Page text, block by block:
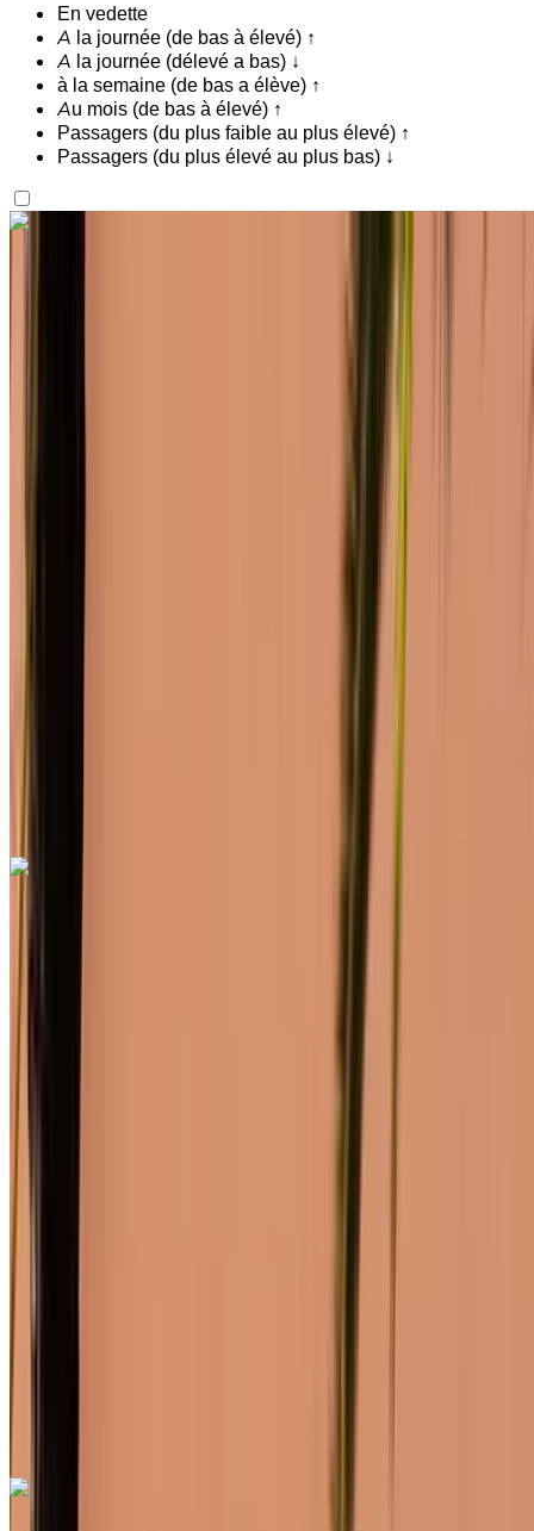
En vedette
A la journée (de bas à élevé) ↑
A la journée (délevé a bas) ↓
à la semaine (de bas a élève) ↑
Au mois (de bas à élevé) ↑
Passagers (du plus faible au plus élevé) ↑
Passagers (du plus élevé au plus bas) ↓
Vous aimez ce que vous voyez ?